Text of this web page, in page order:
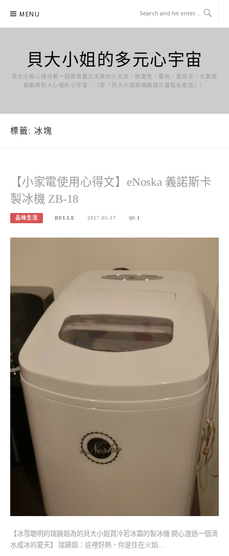
content
MENU
貝大小姐的多元心宇宙
貝大小姐心裡住著一個既勇敢又天真的小女孩，她愛吃、愛玩、愛寫字，也愛偷
偷觀察別人心裡的小宇宙。（原『貝大小姐與瑞餚姐の囂脂私蜜話』）
標籤: 冰塊
【小家電使用心得文】eNoska 義諾斯卡
製冰機 ZB-18
品味生活 BELLE 2017-05-17 1
【冰雪聰明的瑞餚姐為的貝大小姐買冷若冰霜的製冰機 開心渡過一個滴
水成冰的夏天】 瑞餚姐：這裡好熱，你是住在火焰…